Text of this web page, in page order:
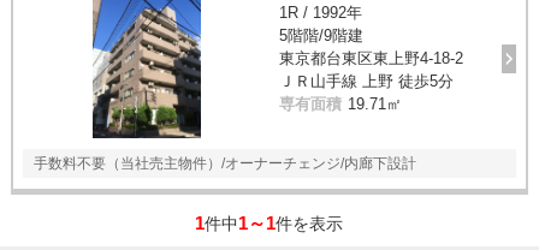
1R / 1992年
5階階/9階建
東京都台東区東上野4-18-2
ＪＲ山手線 上野 徒歩5分
専有面積 19.71㎡
手数料不要（当社売主物件）/オーナーチェンジ/内廊下設計
1件中1～1件を表示